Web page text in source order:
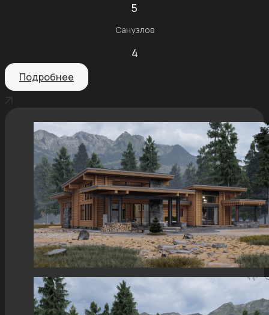
5
Санузлов
4
Подробнее